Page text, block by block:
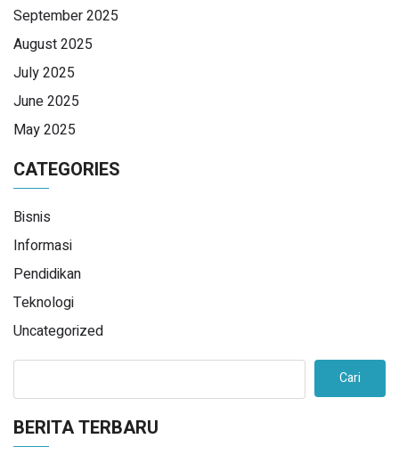
September 2025
August 2025
July 2025
June 2025
May 2025
CATEGORIES
Bisnis
Informasi
Pendidikan
Teknologi
Uncategorized
Cari
BERITA TERBARU